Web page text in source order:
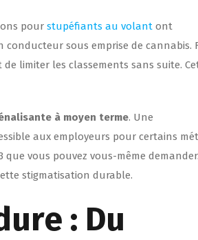
pour stupéfiants au volant ont
sous emprise de cannabis.
limiter les classements sans suite.
à moyen terme. Une
aux employeurs pour certains
vous pouvez vous-même demander.
stigmatisation durable.
: Du